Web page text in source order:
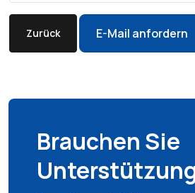
Zurück E-Mail anfordern
Brauchen Sie